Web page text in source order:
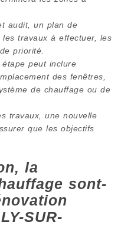
audit, un plan de
travaux à effectuer, les
priorité.
étape peut inclure
des fenêtres,
de chauffage ou de
travaux, une nouvelle
que les objectifs
la
sont-
SUR-